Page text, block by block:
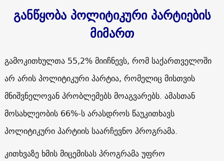
განწყობა პოლიტიკური პარტიების
მიმართ
გამოკითხულთა 55,2% მიიჩნევს, რომ საქართველოში
არ არის პოლიტიკური პარტია, რომელიც მისთვის
მნიშვნელოვან პრობლემებს მოაგვარებს. ამასთან
მოსახლეობის 66%-ს არასდროს წაუკითხავს
პოლიტიკური პარტიის საარჩევნო პროგრამა.
კითხვაზე ხმის მიცემისას პროგრამა უფრო